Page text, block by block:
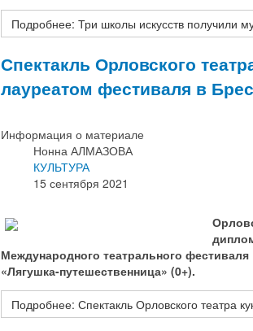
Подробнее: Три школы искусств получили
Спектакль Орловского
лауреатом фестиваля в
Информация о материале
Нонна АЛМАЗОВА
КУЛЬТУРА
15 сентября 2021
Международного театрального фестиваля
«Лягушка-путешественница» (0+).
Подробнее: Спектакль Орловского театра